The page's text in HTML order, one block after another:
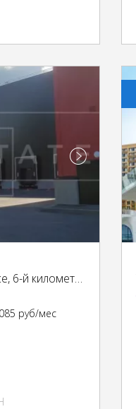
г Москва, Пятницкое шоссе, 6-й километр, г Москва, Пятницкое ш., 6
руб/мес